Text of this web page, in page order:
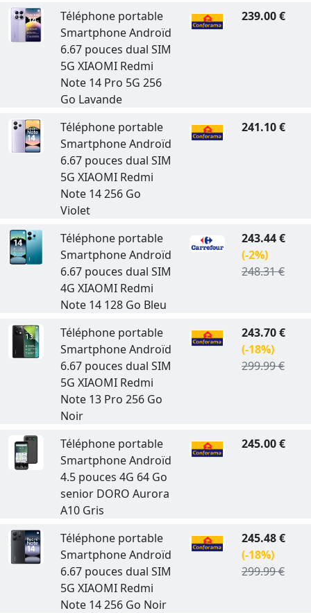
Téléphone portable
Smartphone Androïd
6.67 pouces dual SIM
5G XIAOMI Redmi
Note 14 Pro 5G 256
Go Lavande
239.00 €
Téléphone portable
Smartphone Androïd
6.67 pouces dual SIM
5G XIAOMI Redmi
Note 14 256 Go
Violet
241.10 €
Téléphone portable
Smartphone Androïd
6.67 pouces dual SIM
4G XIAOMI Redmi
Note 14 128 Go Bleu
243.44 €
(-2%)
248.31 €
Téléphone portable
Smartphone Androïd
6.67 pouces dual SIM
5G XIAOMI Redmi
Note 13 Pro 256 Go
Noir
243.70 €
(-18%)
299.99 €
Téléphone portable
Smartphone Androïd
4.5 pouces 4G 64 Go
senior DORO Aurora
A10 Gris
245.00 €
Téléphone portable
Smartphone Androïd
6.67 pouces dual SIM
5G XIAOMI Redmi
Note 14 256 Go Noir
245.48 €
(-18%)
299.99 €